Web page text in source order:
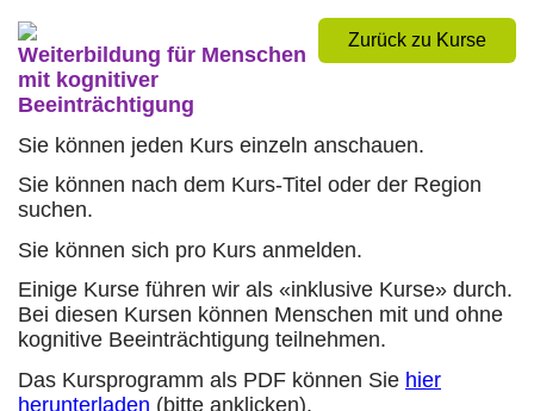
Zurück zu Kurse
Weiterbildung für Menschen
mit kognitiver
Beeinträchtigung
Sie können jeden Kurs einzeln anschauen.
Sie können nach dem Kurs-Titel oder der Region
suchen.
Sie können sich pro Kurs anmelden.
Einige Kurse führen wir als «inklusive Kurse» durch.
Bei diesen Kursen können Menschen mit und ohne
kognitive Beeinträchtigung teilnehmen.
Das Kursprogramm als PDF können Sie hier
herunterladen (bitte anklicken).